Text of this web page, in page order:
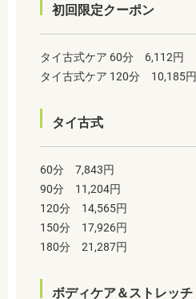
初回限定クーポン
タイ古式ケア 60分 6,112円
タイ古式ケア 120分 10,185円
タイ古式
60分 7,843円
90分 11,204円
120分 14,565円
150分 17,926円
180分 21,287円
ボディケア＆ストレッチ